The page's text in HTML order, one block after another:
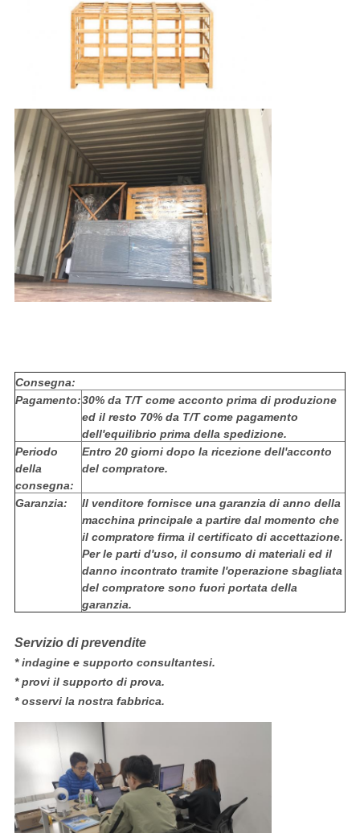
Consegna:
Pagamento:30% da T/T come acconto prima di produzione
ed il resto 70% da T/T come pagamento
dell'equilibrio prima della spedizione.
Periodo
della
consegna:
Entro 20 giorni dopo la ricezione dell'acconto
del compratore.
Garanzia:
Il venditore fornisce una garanzia di anno della
macchina principale a partire dal momento che
il compratore firma il certificato di accettazione.
Per le parti d'uso, il consumo di materiali ed il
danno incontrato tramite l'operazione sbagliata
del compratore sono fuori portata della
garanzia.
Servizio di prevendite
* indagine e supporto consultantesi.
* provi il supporto di prova.
* osservi la nostra fabbrica.